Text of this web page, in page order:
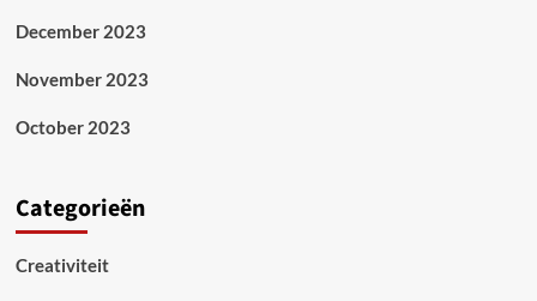
December 2023
November 2023
October 2023
Categorieën
Creativiteit